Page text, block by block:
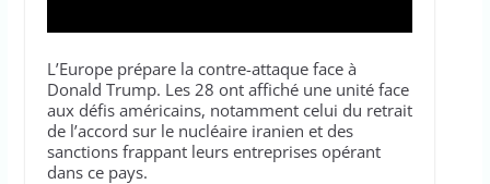
L’Europe prépare la contre-attaque face à
Donald Trump. Les 28 ont affiché une unité face
aux défis américains, notamment celui du retrait
de l’accord sur le nucléaire iranien et des
sanctions frappant leurs entreprises opérant
dans ce pays.